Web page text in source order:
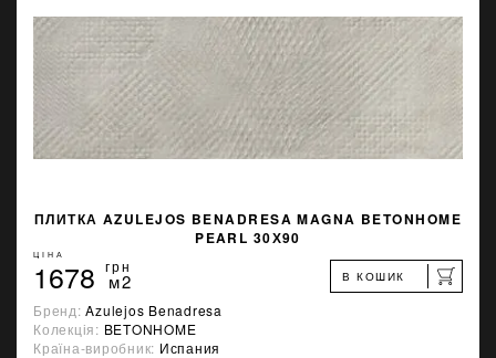
ПЛИТКА AZULEJOS BENADRESA MAGNA BETONHOME
PEARL 30Х90
ЦІНА
1678 грн
м2 В КОШИК
Бренд:Azulejos Benadresa
Колекція: BETONHOME
Країна-виробник: Испания